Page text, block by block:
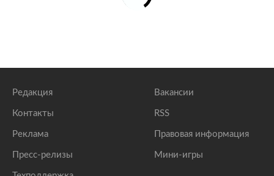
Редакция
Контакты
Реклама
Пресс-релизы
Вакансии
RSS
Правовая информация
Мини-игры